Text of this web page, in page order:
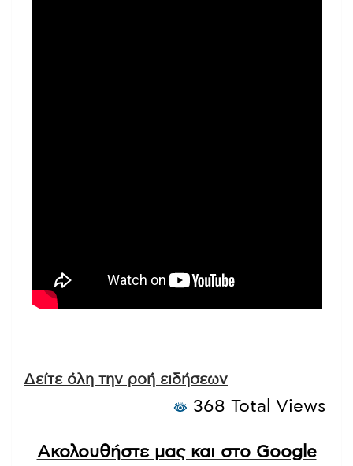
Δείτε όλη την ροή ειδήσεων
368 Total Views
Ακολουθήστε μας και στο Google